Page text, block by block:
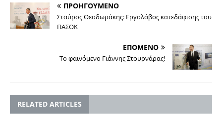
ΠΡΟΗΓΟΥΜΕΝΟ
Σταύρος Θεοδωράκης: Εργολάβος κατεδάφισης του
ΠΑΣΟΚ
ΕΠΟΜΕΝΟ
Το φαινόμενο Γιάννης Στουρνάρας!
RELATED ARTICLES